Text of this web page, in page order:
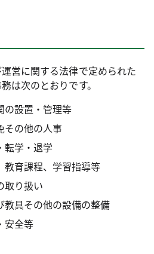
営に関する法律で定められた
は次のとおりです。
の設置・管理等
その他の人事
転学・退学
教育課程、学習指導等
取り扱い
具その他の設備の整備
安全等